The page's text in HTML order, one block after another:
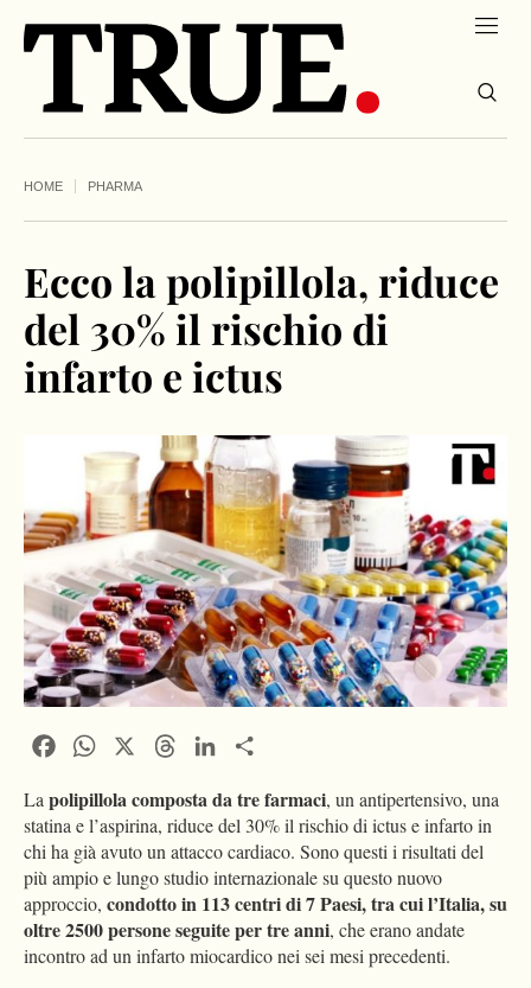
HOME PHARMA
Ecco la polipillola, riduce
del 30% il rischio di
infarto e ictus
FacebookWhatsApp ThreadsLinkedIn
Lapolipillola composta da tre farmaci, un antipertensivo, una
statina e l’aspirina, riduce del 30% il rischio di ictus e infarto in
chi ha già avuto un attacco cardiaco. Sono questi i risultati del
più ampio e lungo studio internazionale su questo nuovo
approccio, condotto in 113 centri di 7 Paesi, tra cui l’Italia, su
oltre 2500 persone seguite per tre anni, che erano andate
incontro ad un infarto miocardico nei sei mesi precedenti.